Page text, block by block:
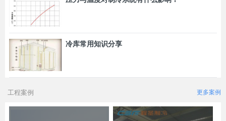
冷库常用知识分享
工程案例 更多案例